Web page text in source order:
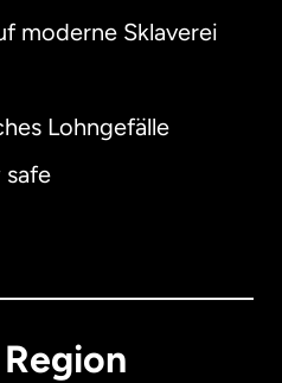
moderne Sklaverei
Lohngefälle
safe
English